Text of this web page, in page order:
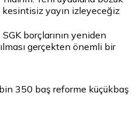
yayın izleyeceğiz
borçlarının yeniden
gerçekten önemli bir
350 baş reforme küçükbaş